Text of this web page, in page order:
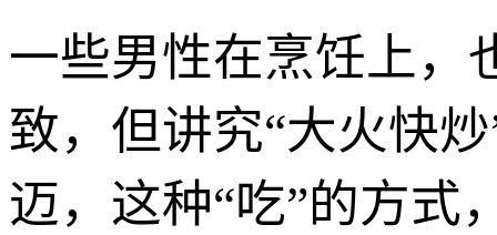
一些男性在烹饪上，
致，但讲究“大火快
迈，这种“吃”的方式